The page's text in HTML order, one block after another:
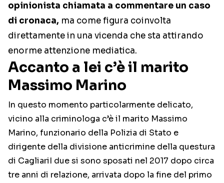
opinionista chiamata a commentare un caso
di cronaca, ma come figura coinvolta
direttamente in una vicenda che sta attirando
enorme attenzione mediatica.
Accanto a lei c’è il marito
Massimo Marino
In questo momento particolarmente delicato,
vicino alla criminologa c’è il marito Massimo
Marino, funzionario della Polizia di Stato e
dirigente della divisione anticrimine della questura
di CagliariI due si sono sposati nel 2017 dopo circa
tre anni di relazione, arrivata dopo la fine del primo